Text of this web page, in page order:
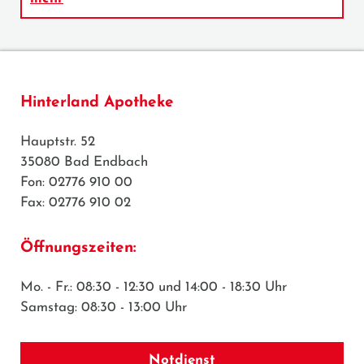
Hinterland Apotheke
Hauptstr. 52
35080 Bad Endbach
Fon: 02776 910 00
Fax: 02776 910 02
Öffnungszeiten:
Mo. - Fr.: 08:30 - 12:30 und 14:00 - 18:30 Uhr
Samstag: 08:30 - 13:00 Uhr
Notdienst